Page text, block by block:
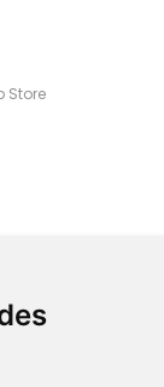
Store
à Amiens
là rapidement